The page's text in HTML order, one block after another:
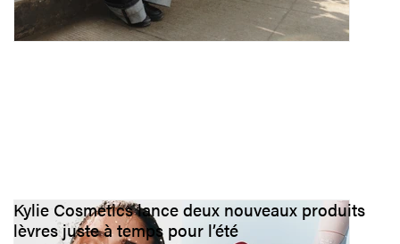
Kylie Cosmetics lance deux nouveaux produits
lèvres juste à temps pour l’été